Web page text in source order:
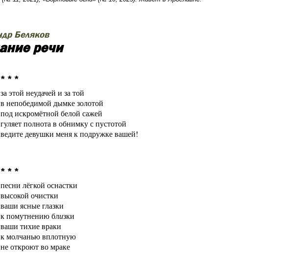
Беляков
речи
* * *
за этой неудачей и за той
в непобедимой дымке золотой
под искромётной белой сажей
гуляет полнота в обнимку с пустотой
ведите девушки меня к подружке вашей!
* * *
песни лёгкой оснастки
высокой очистки
ваши ясные глазки
к помутнению близки
ваши тихие враки
к молчанью вплотную
не откроют во мраке